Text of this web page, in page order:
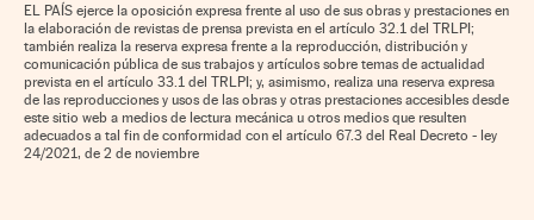
EL PAÍS ejerce la oposición expresa frente al uso de sus obras y prestaciones en
la elaboración de revistas de prensa prevista en el artículo 32.1 del TRLPI;
también realiza la reserva expresa frente a la reproducción, distribución y
comunicación pública de sus trabajos y artículos sobre temas de actualidad
prevista en el artículo 33.1 del TRLPI; y, asimismo, realiza una reserva expresa
de las reproducciones y usos de las obras y otras prestaciones accesibles desde
este sitio web a medios de lectura mecánica u otros medios que resulten
adecuados a tal fin de conformidad con el artículo 67.3 del Real Decreto - ley
24/2021, de 2 de noviembre